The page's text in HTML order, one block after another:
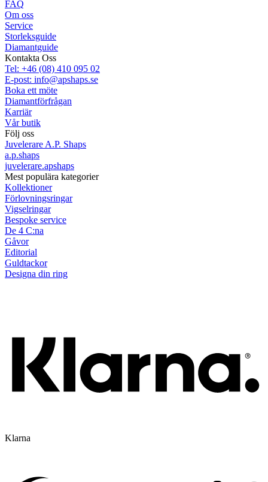
FAQ
Om oss
Service
Storleksguide
Diamantguide
Kontakta Oss
Tel: +46 (08) 410 095 02
E-post: info@apshaps.se
Boka ett möte
Diamantförfrågan
Karriär
Vår butik
Följ oss
Juvelerare A.P. Shaps
a.p.shaps
juvelerare.apshaps
Mest populära kategorier
Kollektioner
Förlovningsringar
Vigselringar
Bespoke service
De 4 C:na
Gåvor
Editorial
Guldtackor
Designa din ring
Klarna